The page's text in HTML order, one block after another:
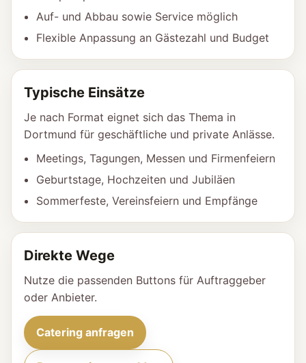
Auf- und Abbau sowie Service möglich
Flexible Anpassung an Gästezahl und Budget
Typische Einsätze
Je nach Format eignet sich das Thema in
Dortmund für geschäftliche und private Anlässe.
Meetings, Tagungen, Messen und Firmenfeiern
Geburtstage, Hochzeiten und Jubiläen
Sommerfeste, Vereinsfeiern und Empfänge
Direkte Wege
Nutze die passenden Buttons für Auftraggeber
oder Anbieter.
Catering anfragen